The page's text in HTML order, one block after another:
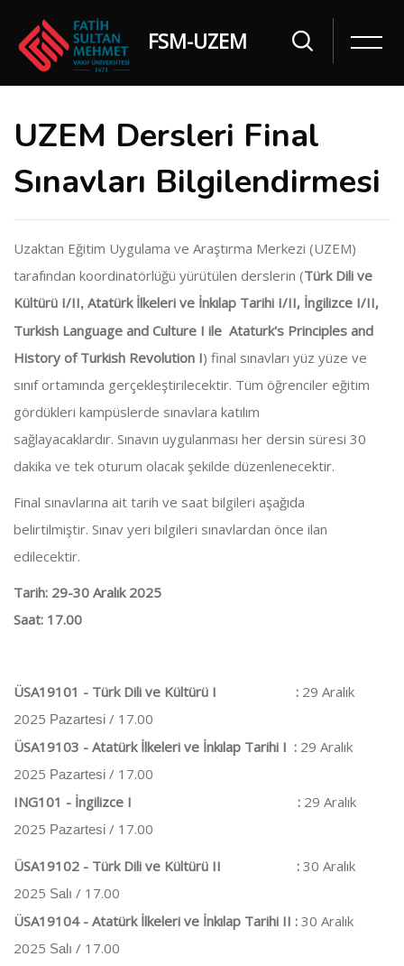
FSM-UZEM
UZEM Dersleri Final
Sınavları Bilgilendirmesi
Uzaktan Eğitim Uygulama ve Araştırma Merkezi (UZEM)
tarafından koordinatörlüğü yürütülen derslerin (Türk Dili ve
Kültürü I/II, Atatürk İlkeleri ve İnkılap Tarihi I/II, İngilizce I/II,
Turkish Language and Culture I ile Ataturk's Principles and
History of Turkish Revolution I) final sınavları yüz yüze ve
sınıf ortamında gerçekleştirilecektir. Tüm öğrenciler eğitim
gördükleri kampüslerde sınavlara katılım
sağlayacaklardır. Sınavın uygulanması her dersin süresi 30
dakika ve tek oturum olacak şekilde düzenlenecektir.
Final sınavlarına ait tarih ve saat bilgileri aşağıda
belirtilmiştir. Sınav yeri bilgileri sınavlardan önce ilan
edilecektir.
Tarih: 29-30 Aralık 2025
Saat: 17.00
ÜSA19101 - Türk Dili ve Kültürü I : 29 Aralık
2025 Pazartesi / 17.00
ÜSA19103 - Atatürk İlkeleri ve İnkılap Tarihi I : 29 Aralık
2025 Pazartesi / 17.00
ING101 - İngilizce I : 29 Aralık
2025 Pazartesi / 17.00
ÜSA19102 - Türk Dili ve Kültürü II : 30 Aralık
2025 Salı / 17.00
ÜSA19104 - Atatürk İlkeleri ve İnkılap Tarihi II : 30 Aralık
2025 Salı / 17.00